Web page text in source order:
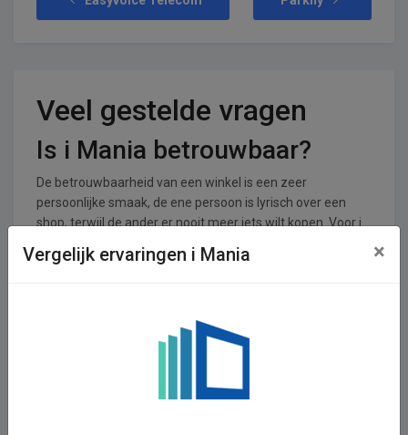
Veel gestelde vragen
Is i Mania betrouwbaar?
De betrouwbaarheid van een winkel is een zeer
persoonlijke smaak, de ene persoon is lyrisch over een
shop, terwijl de ander er nooit meer iets wilt kopen. Voor i
shop krijgt een gemiddeld cijfer van 0,00 uit een totaal van
In welke branches is i Mania
i Mania is actief in de Telecom branche.
Vergelijk ervaringen i Mania ×